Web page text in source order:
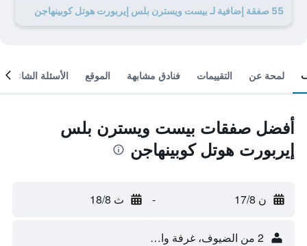
55 صفقة إضافية لـ بيست ويسترن بلس إيربورت هوتل كوبينهاجن
لمحة عن التقييمات فنادق مشابهة الموقع الأسئلة الشائعة
أفضل صفقات بيست ويسترن بلس
إيربورت هوتل كوبينهاجن
ن 17/8 - ث 18/8
2 من الضيوف، غرفة واحدة